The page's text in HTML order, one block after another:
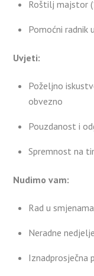
Roštilj majstor
Pomoćni radnik
Uvjeti:
Poželjno
obvezno
Pouzdanost i
Spremnost na
Nudimo vam:
Rad u smjenama
Neradne
Iznadprosječna